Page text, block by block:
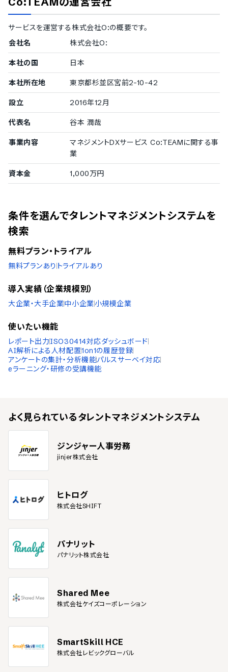
サービスを運営する株式会社O:の概要です。
会社名
株式会社O:
本社の国 日本
本社所在地 東京都杉並区宮前2-10-42
設立 2016年12月
代表名 谷本 潤哉
事業内容
マネジメントDXサービス Co:TEAMに関する事
業
資本金 1,000万円
条件を選んでタレントマネジメントシステムを
検索
無料プラン・トライアル
無料プランあり トライアルあり
導入実績（企業規模別）
大企業・大手企業中小企業小規模企業
使いたい機能
レポート出力ISO30414対応ダッシュボード
AI解析による人材配置1on1の履歴登録
アンケートの集計・分析機能パルスサーベイ対応
eラーニング・研修の受講機能
よく見られているタレントマネジメントシステム
ジンジャー人事労務
jinjer株式会社
ヒトログ
株式会社SHIFT
パナリット
パナリット株式会社
Shared Mee
株式会社ケイズコーポレーション
SmartSkill HCE
株式会社レビックグローバル